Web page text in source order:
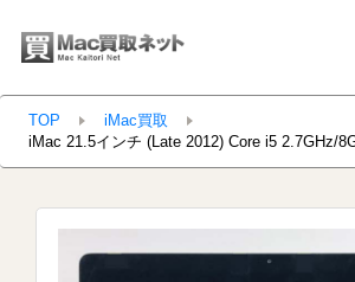
TOP
iMac買取
iMac 21.5インチ (Late 2012) Core i5 2.7GHz/